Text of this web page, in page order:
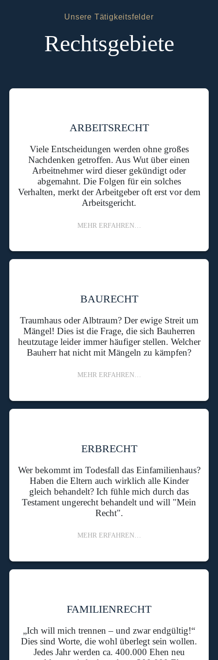
Unsere Tätigkeitsfelder
Rechtsgebiete
ARBEITSRECHT
Viele Entscheidungen werden ohne großes
Nachdenken getroffen. Aus Wut über einen
Arbeitnehmer wird dieser gekündigt oder
abgemahnt. Die Folgen für ein solches
Verhalten, merkt der Arbeitgeber oft erst vor dem
Arbeitsgericht.
MEHR ERFAHREN…
BAURECHT
Traumhaus oder Albtraum? Der ewige Streit um
Mängel! Dies ist die Frage, die sich Bauherren
heutzutage leider immer häufiger stellen. Welcher
Bauherr hat nicht mit Mängeln zu kämpfen?
MEHR ERFAHREN…
ERBRECHT
Wer bekommt im Todesfall das Einfamilienhaus?
Haben die Eltern auch wirklich alle Kinder
gleich behandelt? Ich fühle mich durch das
Testament ungerecht behandelt und will "Mein
Recht".
MEHR ERFAHREN…
FAMILIENRECHT
„Ich will mich trennen – und zwar endgültig!“
Dies sind Worte, die wohl überlegt sein wollen.
Jedes Jahr werden ca. 400.000 Ehen neu